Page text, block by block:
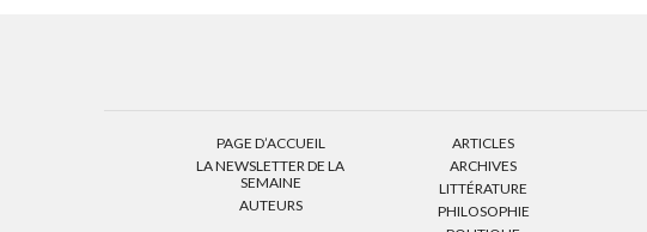
PAGE D’ACCUEIL
LA NEWSLETTER DE LA
SEMAINE
AUTEURS
ARTICLES
ARCHIVES
LITTÉRATURE
PHILOSOPHIE